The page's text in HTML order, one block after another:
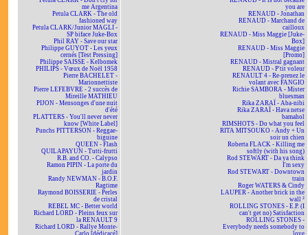
me Argentina
Petula CLARK - The old
fashioned way
Petula CLARK/Junior MAGLI -
SP biface Juke-Box
Phil RAY - Save our star
Philippe GUYOT - Les yeux
cernés [Test Pressing]
Philippe SAISSE - Kelbomek
PHILIPS - Vœux de Noël 1958
Pierre BACHELET -
Marionnettiste
Pierre LEFEBVRE - 2 succès de
Mireille MATHIEU
PIJON - Mensonges d'une nuit
d'été
PLATTERS - You'll never never
know [White Label]
Punchs PITTERSON - Reggae-
biguine
QUEEN - Flash
QUILAPAYUN - Tutti-frutti
R.B. and CO. - Calypso
Ramon PIPIN - La porte du
jardin
Randy NEWMAN - B.O.F.
Ragtime
Raymond BOISSERIE - Perles
de cristal
REBEL MC - Better world
Richard LORD - Pleins feux sur
la RENAULT 9
Richard LORD - Rallye Monte-
Carlo [dédicacé]
you are
RENAUD - Jonathan
RENAUD - Marchand de
cailloux
RENAUD - Miss Maggie [Juke-
Box]
RENAUD - Miss Maggie
[Promo]
RENAUD - Mistral gagnant
RENAUD - P'tit voleur
RENAULT 4 - Re-prenez le
volant avec FANGIO
Richie SAMBORA - Mister
bluesman
Rika ZARAÏ - Aba-nibi
Rika ZARAÏ - Hava netse
bamahol
RIMSHOTS - Do what you feel
RITA MITSOUKO - Andy + Un
soir un chien
Roberta FLACK - Killing me
softly (with his song)
Rod STEWART - Da ya think
I'm sexy
Rod STEWART - Downtown
train
Roger WATERS & Cindy
LAUPER - Another brick in the
wall ²
ROLLING STONES - E.P. (I
can't get no) Satisfaction
ROLLING STONES -
Everybody needs somebody to
love